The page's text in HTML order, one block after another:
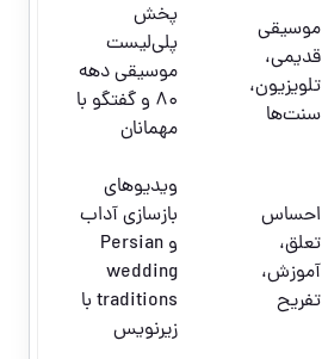
موسیقی
قدیمی،
تلویزیون،
سنت‌ها
پخش
پلی‌لیست
موسیقی دهه
۸۰ و گفتگو با
مهمانان
احساس
تعلق،
آموزش،
تفریح
ویدیوهای
بازسازی آداب
و Persian
wedding
traditions با
زیرنویس